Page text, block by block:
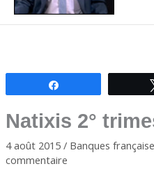
Natixis 2°
4 août 2015 / Banques
commentaire